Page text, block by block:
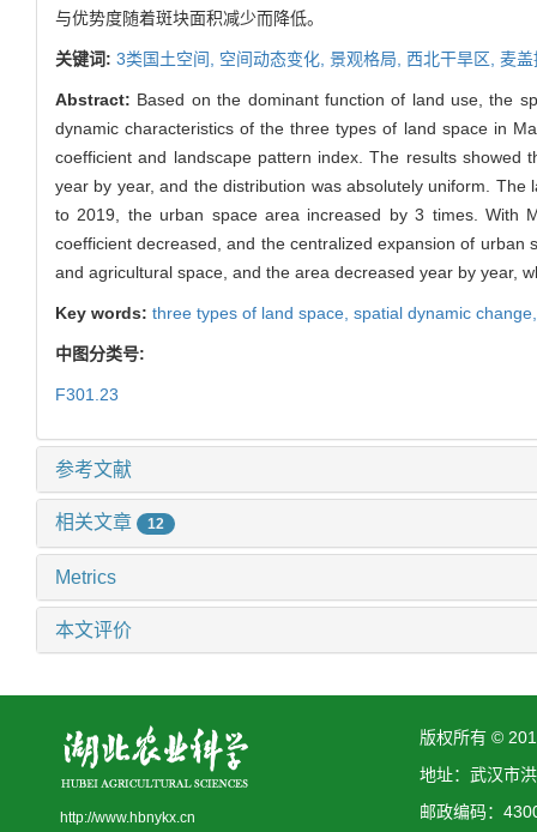
与优势度随着斑块面积减少而降低。
关键词: 3类国土空间, 空间动态变化, 景观格局, 西北干旱区, 麦盖
Abstract: Based on the dominant function of land use, the
dynamic characteristics of the three types of land space in
coefficient and landscape pattern index. The results
year by year, and the distribution was absolutely uniform.
to 2019, the urban space area increased by 3 times. With
coefficient decreased, and the centralized expansion of
and agricultural space, and the area decreased year by year,
Key words: three types of land space, spatial dynamic
中图分类号:
F301.23
参考文献
相关文章 12
Metrics
本文评价
http://www.hbnykx.cn
版权所有 ©
地址：武汉市
邮政编码：